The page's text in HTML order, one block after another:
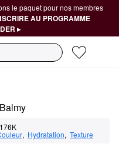
le paquet pour nos membres
AU PROGRAMME
▸
176K
, Hydratation, Texture